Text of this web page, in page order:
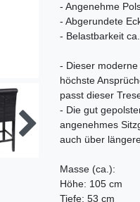
- Angenehme
- Abgerundete
- Belastbarkeit
- Dieser
höchste
passt dieser
- Die gut
angenehmes
auch über
Masse (ca.):
Höhe: 105 cm
Tiefe: 53 cm